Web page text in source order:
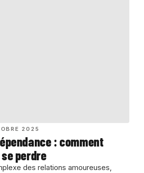
2025
: comment
perdre
des relations amoureuses,